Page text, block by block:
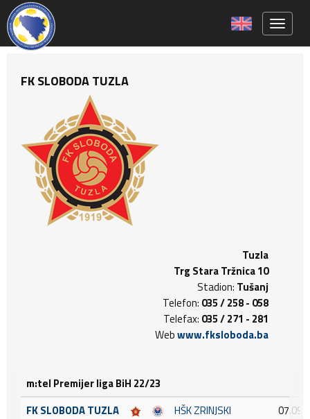
FK SLOBODA TUZLA
Tuzla
Trg Stara Tržnica 10
Stadion: Tušanj
Telefon: 035 / 258 - 058
Telefax: 035 / 271 - 281
Webwww.fksloboda.ba
m:tel Premijer liga BiH 22/23
FK SLOBODA TUZLA
HŠK ZRINJSKI